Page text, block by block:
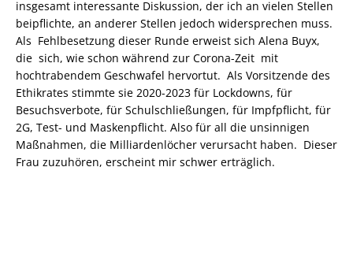
insgesamt interessante Diskussion, der ich an vielen Stellen
beipflichte, an anderer Stellen jedoch widersprechen muss.
Als Fehlbesetzung dieser Runde erweist sich Alena Buyx,
die sich, wie schon während zur Corona-Zeit mit
hochtrabendem Geschwafel hervortut. Als Vorsitzende des
Ethikrates stimmte sie 2020-2023 für Lockdowns, für
Besuchsverbote, für Schulschließungen, für Impfpflicht, für
2G, Test- und Maskenpflicht. Also für all die unsinnigen
Maßnahmen, die Milliardenlöcher verursacht haben. Dieser
Frau zuzuhören, erscheint mir schwer erträglich.